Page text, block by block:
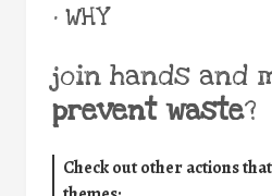
• WHY
join hands and
prevent waste?
Check out other actions